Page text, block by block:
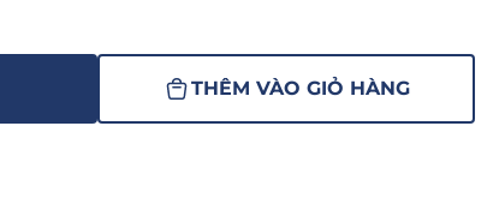
THÊM VÀO GIỎ HÀNG